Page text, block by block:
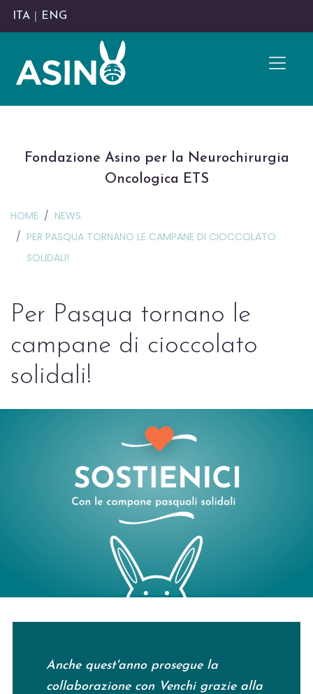
ITA ENG
Fondazione Asino per la Neurochirurgia
Oncologica ETS
HOME
NEWS
PER PASQUA TORNANO LE CAMPANE DI CIOCCOLATO
SOLIDALI!
Per Pasqua tornano le
campane di cioccolato
solidali!
Anche quest'anno prosegue la
collaborazione con Venchi grazie alla